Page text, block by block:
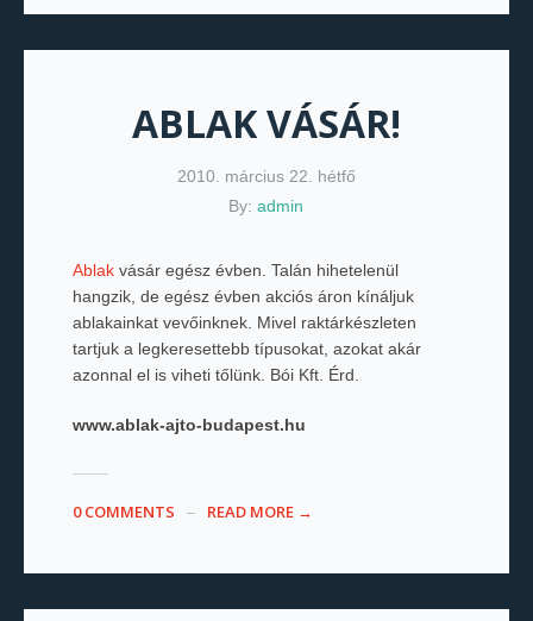
ABLAK VÁSÁR!
2010. március 22. hétfő
By:admin
Ablak vásár egész évben. Talán hihetelenül
hangzik, de egész évben akciós áron kínáljuk
ablakainkat vevőinknek. Mivel raktárkészleten
tartjuk a legkeresettebb típusokat, azokat akár
azonnal el is viheti tőlünk. Bói Kft. Érd.
www.ablak-ajto-budapest.hu
0 COMMENTS READ MORE →